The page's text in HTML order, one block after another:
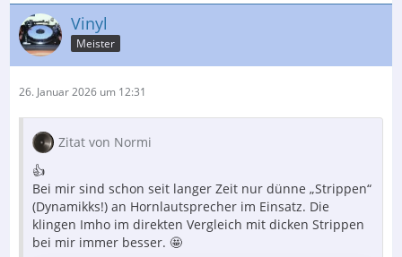
Der Inhalt kann nicht angezeigt werden, da Sie
keine Berechtigung haben, diesen Inhalt zu sehen.
keine Berechtigung haben, diesen Inhalt zu sehen.
Werde bei Zeiten mal etwas Arbeit investieren...
Vinyl
Meister
26. Januar 2026 um 12:31
Zitat von Normi
👍
Bei mir sind schon seit langer Zeit nur dünne „Strippen“
(Dynamikks!) an Hornlautsprecher im Einsatz. Die
klingen Imho im direkten Vergleich mit dicken Strippen
bei mir immer besser. 🤩